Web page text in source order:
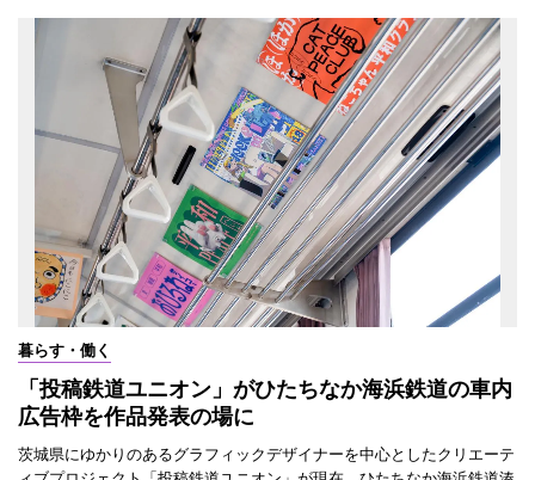
暮らす・働く
「投稿鉄道ユニオン」がひたちなか海浜鉄道の車内
広告枠を作品発表の場に
茨城県にゆかりのあるグラフィックデザイナーを中心としたクリエーテ